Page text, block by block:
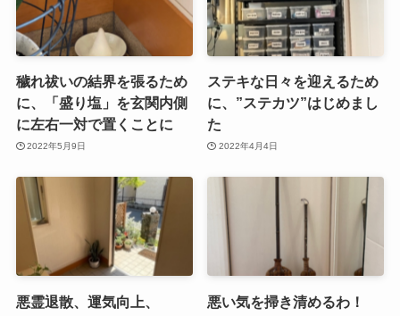
穢れ祓いの結界を張るため
に、「盛り塩」を玄関内側
に左右一対で置くことに
2022年5月9日
ステキな日々を迎えるため
に、”ステカツ”はじめまし
た
2022年4月4日
悪霊退散、運気向上、 悪い気を掃き清めるわ！